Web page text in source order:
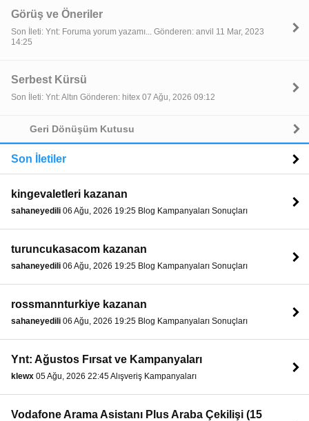
Görüş ve Öneriler
Son İleti: Ynt: Foruma yorum yazamı... Gönderen: anvil 11 Mar, 2023
14:25
Serbest Kürsü
Son İleti: Ynt: Altın Gönderen: hitex 07 Ağu, 2026 09:12
Geri Dönüşüm Kutusu
Son İletiler
kingevaletleri kazanan
sahaneyedili 06 Ağu, 2026 19:25 Blog Kampanyaları Sonuçları
turuncukasacom kazanan
sahaneyedili 06 Ağu, 2026 19:25 Blog Kampanyaları Sonuçları
rossmannturkiye kazanan
sahaneyedili 06 Ağu, 2026 19:25 Blog Kampanyaları Sonuçları
Ynt: Ağustos Fırsat ve Kampanyaları
klewx 05 Ağu, 2026 22:45 Alışveriş Kampanyaları
Vodafone Arama Asistanı Plus Araba Çekilişi (15